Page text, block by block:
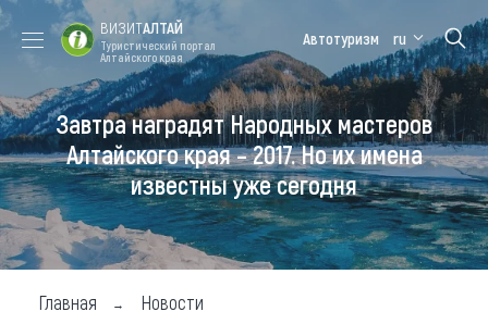
Форум VISIT
ALTAI
Цветение
маральника
Медицинский
форум
Алтайская
зимовка
Туры
Где побывать
Чем заняться
ВИЗИТАЛТАЙ
Туристический портал
Алтайского края
Автотуризм ru
Завтра наградят Народных мастеров
Алтайского края – 2017. Но их имена
известны уже сегодня
Главная Новости